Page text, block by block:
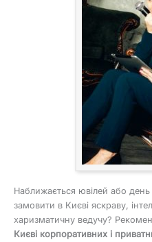
Наближається ювілей або
замовити в Києві яскраву,
харизматичну ведучу?
Києві корпоративних і